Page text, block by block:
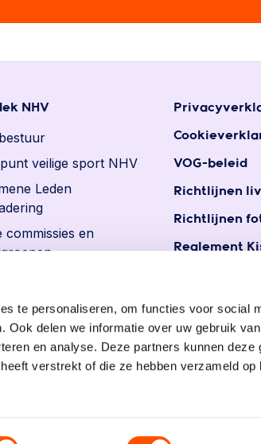
te personaliseren, om functies voor social
Ook delen we informatie over uw gebruik
en analyse. Deze partners kunnen deze
verstrekt of die ze hebben verzameld op
NHV
veilige sport NHV
Leden
commissies en
VOG-beleid
Richtlijnen
Richtlijnen
Reglement